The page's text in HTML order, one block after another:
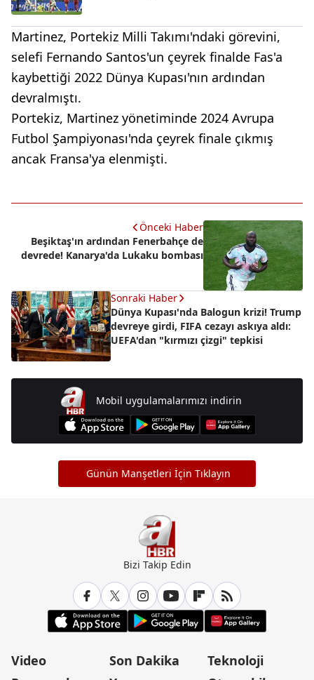
Martinez, Portekiz Milli Takımı'ndaki görevini,
selefi Fernando Santos'un çeyrek finalde Fas'a
kaybettiği 2022 Dünya Kupası'nın ardından
devralmıştı.
Portekiz, Martinez yönetiminde 2024 Avrupa
Futbol Şampiyonası'nda çeyrek finale çıkmış
ancak Fransa'ya elenmişti.
Önceki Haber
Beşiktaş'ın ardından Fenerbahçe de
devrede! Kanarya'da Lukaku bombası
Sonraki Haber
Dünya Kupası'nda Balogun krizi! Trump
devreye girdi, FIFA cezayı askıya aldı:
UEFA'dan "kırmızı çizgi" tepkisi
Mobil uygulamalarımızı indirin
Günün Manşetleri İçin Tıklayın
Bizi Takip Edin
Video
Son Dakika
Teknoloji